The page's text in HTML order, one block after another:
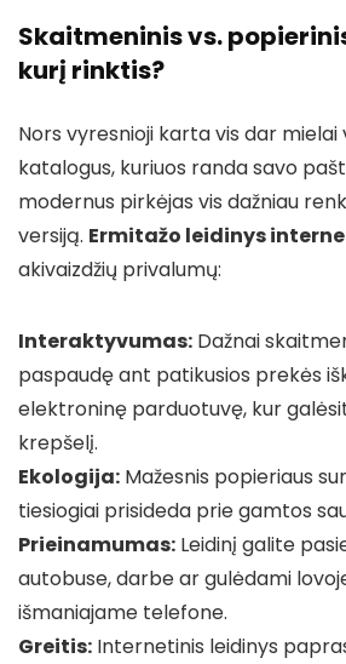
Skaitmeninis vs.
kurį rinktis?
Nors vyresnioji karta vis dar
katalogus, kuriuos randa savo
modernus pirkėjas vis dažniau
versiją. Ermitažo leidinys
akivaizdžių privalumų:
Interaktyvumas: Dažnai
paspaudę ant patikusios prekės
elektroninę parduotuvę, kur
krepšelį.
Ekologija: Mažesnis popieriaus
tiesiogiai prisideda prie gamtos
Prieinamumas: Leidinį galite
autobuse, darbe ar gulėdami
išmaniajame telefone.
Greitis: Internetinis leidinys